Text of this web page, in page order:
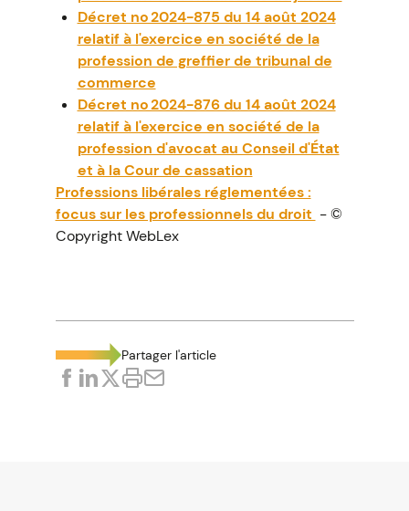
Décret no 2024-875 du 14 août 2024
relatif à l'exercice en société de la
profession de greffier de tribunal de
commerce
Décret no 2024-876 du 14 août 2024
relatif à l'exercice en société de la
profession d'avocat au Conseil d'État
et à la Cour de cassation
Professions libérales réglementées :
focus sur les professionnels du droit - ©
Copyright WebLex
Partager l'article